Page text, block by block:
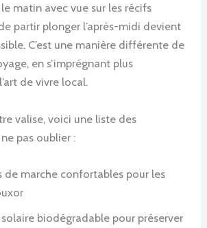
matin avec vue sur les récifs
partir plonger l’après-midi devient
C’est une manière différente de
en s’imprégnant plus
de vivre local.
valise, voici une liste des
pas oublier :
de marche confortables pour les
biodégradable pour préserver